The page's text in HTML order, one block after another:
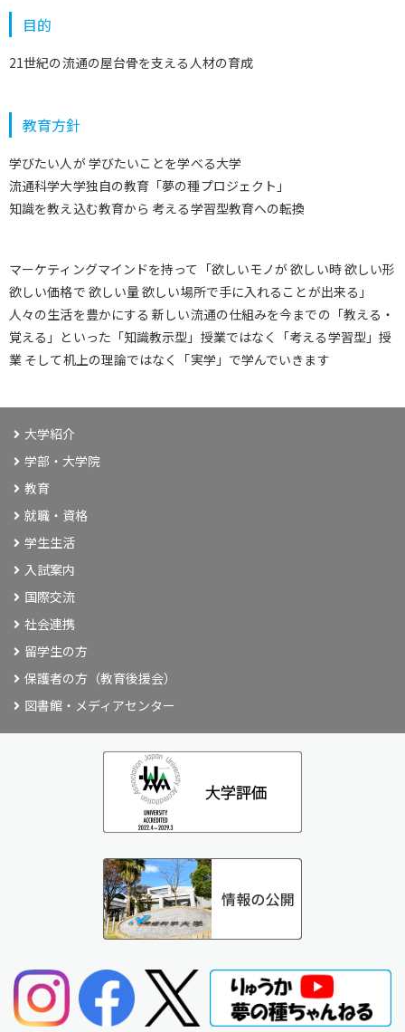
目的
21世紀の流通の屋台骨を支える人材の育成
教育方針
学びたい人が 学びたいことを学べる大学
流通科学大学独自の教育「夢の種プロジェクト」
知識を教え込む教育から 考える学習型教育への転換
マーケティングマインドを持って「欲しいモノが 欲しい時 欲しい形
欲しい価格で 欲しい量 欲しい場所で手に入れることが出来る」
人々の生活を豊かにする 新しい流通の仕組みを今までの「教える・
覚える」といった「知識教示型」授業ではなく「考える学習型」授
業 そして机上の理論ではなく「実学」で学んでいきます
大学紹介
学部・大学院
教育
就職・資格
学生生活
入試案内
国際交流
社会連携
留学生の方
保護者の方（教育後援会）
図書館・メディアセンター